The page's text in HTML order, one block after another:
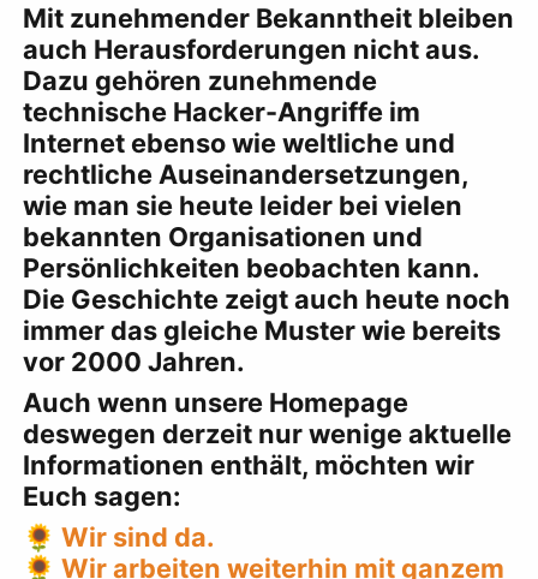
Mit zunehmender Bekanntheit bleiben
auch Herausforderungen nicht aus.
Dazu gehören zunehmende
technische Hacker-Angriffe im
Internet ebenso wie weltliche und
rechtliche Auseinandersetzungen,
wie man sie heute leider bei vielen
bekannten Organisationen und
Persönlichkeiten beobachten kann.
Die Geschichte zeigt auch heute noch
immer das gleiche Muster wie bereits
vor 2000 Jahren.
Auch wenn unsere Homepage
deswegen derzeit nur wenige aktuelle
Informationen enthält, möchten wir
Euch sagen:
🌻 Wir sind da.
🌻 Wir arbeiten weiterhin mit ganzem